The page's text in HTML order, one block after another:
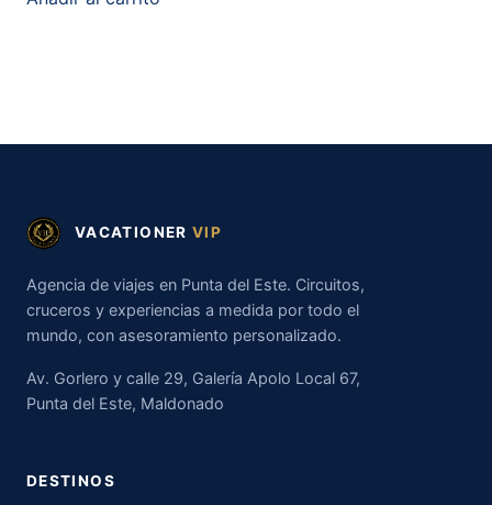
VACATIONER VIP
Agencia de viajes en Punta del Este. Circuitos,
cruceros y experiencias a medida por todo el
mundo, con asesoramiento personalizado.
Av. Gorlero y calle 29, Galería Apolo Local 67,
Punta del Este, Maldonado
DESTINOS